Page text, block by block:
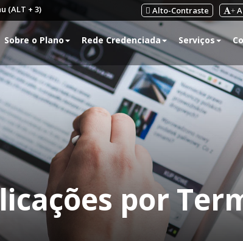
(ALT + 3) +
Alto-Contraste
Sobre o Plano Rede Credenciada Serviços
por